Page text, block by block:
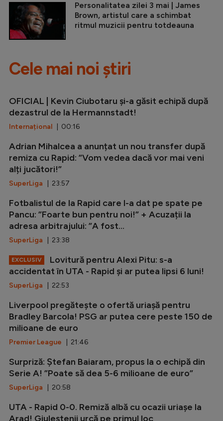
Personalitatea zilei 3 mai | James
Brown, artistul care a schimbat
ritmul muzicii pentru totdeauna
Cele mai noi știri
OFICIAL | Kevin Ciubotaru și-a găsit echipă după
dezastrul de la Hermannstadt!
Internațional | 00:16
Adrian Mihalcea a anunțat un nou transfer după
remiza cu Rapid: ”Vom vedea dacă vor mai veni
alți jucători!”
SuperLiga | 23:57
Fotbalistul de la Rapid care l-a dat pe spate pe
Pancu: ”Foarte bun pentru noi!” + Acuzații la
adresa arbitrajului: ”A fost...
SuperLiga | 23:38
EXCLUSIV
Lovitură pentru Alexi Pitu: s-a
accidentat în UTA - Rapid și ar putea lipsi 6 luni!
SuperLiga | 22:53
Liverpool pregătește o ofertă uriașă pentru
Bradley Barcola! PSG ar putea cere peste 150 de
milioane de euro
Premier League | 21:46
Surpriză: Ștefan Baiaram, propus la o echipă din
Serie A! ”Poate să dea 5-6 milioane de euro”
SuperLiga | 20:58
UTA - Rapid 0-0. Remiză albă cu ocazii uriașe la
Arad! Giuleștenii urcă pe primul loc